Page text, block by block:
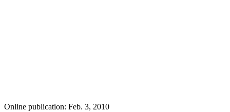
Online publication: Feb. 3, 2010